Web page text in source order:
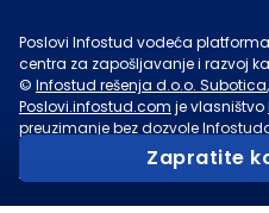
Zapratite
Poslovi Infostud vodeća
centra za zapošljavanje i razvoj
© Infostud rešenja d.o.o. Subotica
Poslovi.infostud.com je vlasništvo
preuzimanje bez dozvole
u druge svrhe, osim za lične